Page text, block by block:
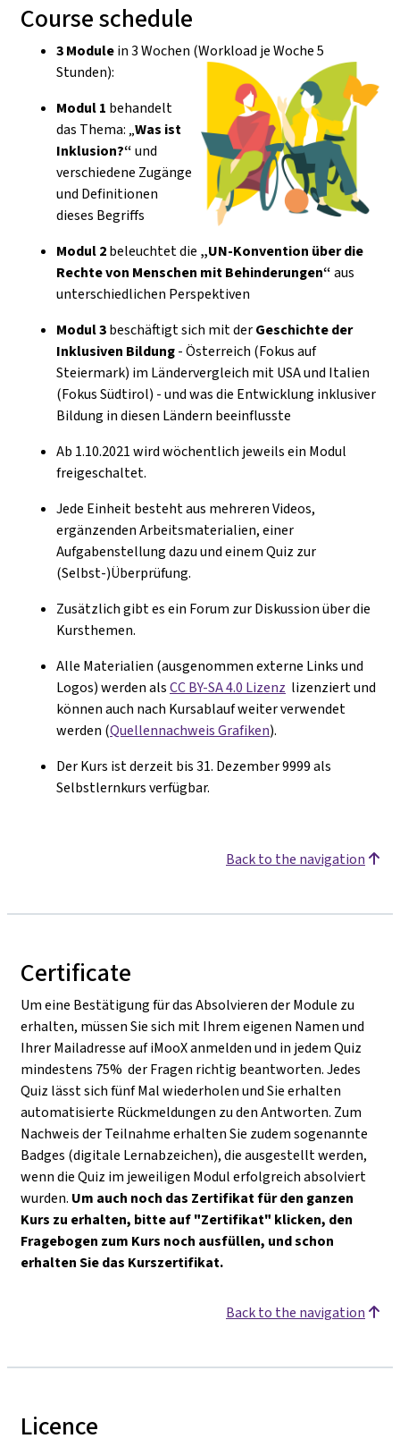
Course schedule
3 Modulein 3 Wochen (Workload je Woche 5
Stunden):
Modul 1 behandelt
das Thema: „Was ist
Inklusion?“und
verschiedene Zugänge
und Definitionen
dieses Begriffs
Modul 2beleuchtet die „UN-Konvention über die
Rechte von Menschen mit Behinderungen“aus
unterschiedlichen Perspektiven
Modul 3beschäftigt sich mit derGeschichte der
Inklusiven Bildung- Österreich (Fokus auf
Steiermark) im Ländervergleich mit USA und Italien
(Fokus Südtirol) - und was die Entwicklung inklusiver
Bildung in diesen Ländern beeinflusste
Ab 1.10.2021 wird wöchentlich jeweils ein Modul
freigeschaltet.
Jede Einheit besteht aus mehreren Videos,
ergänzenden Arbeitsmaterialien, einer
Aufgabenstellung dazu und einem Quiz zur
(Selbst-)Überprüfung.
Zusätzlich gibt es ein Forum zur Diskussion über die
Kursthemen.
Alle Materialien (ausgenommen externe Links und
Logos) werden alsCC BY-SA 4.0 Lizenz lizenziert und
können auch nach Kursablauf weiter verwendet
werden (Quellennachweis Grafiken).
Der Kurs ist derzeit bis 31. Dezember 9999 als
Selbstlernkurs verfügbar.
Back to the navigation
Certificate
Um eine Bestätigung für das Absolvieren der Module zu
erhalten, müssen Sie sich mit Ihrem eigenen Namen und
Ihrer Mailadresse auf iMooX anmelden und in jedem Quiz
mindestens 75% der Fragen richtig beantworten. Jedes
Quiz lässt sich fünf Mal wiederholen und Sie erhalten
automatisierte Rückmeldungen zu den Antworten. Zum
Nachweis der Teilnahme erhalten Sie zudem sogenannte
Badges (digitale Lernabzeichen), die ausgestellt werden,
wenn die Quiz im jeweiligen Modul erfolgreich absolviert
wurden. Um auch noch das Zertifikat für den ganzen
Kurs zu erhalten, bitte auf "Zertifikat" klicken, den
Fragebogen zum Kurs noch ausfüllen, und schon
erhalten Sie das Kurszertifikat.
Back to the navigation
Licence